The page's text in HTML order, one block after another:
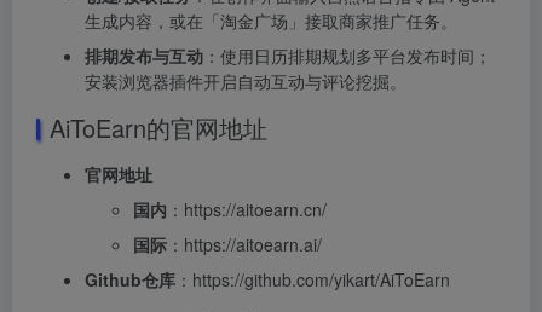
生成内容，或在「淘金广场」接取商家推广任务。
排期发布与互动 ：使用日历排期规划多平台发布时间；
安装浏览器插件开启自动互动与评论挖掘。
AiToEarn的官网地址
官网地址
国内 ：https://aitoearn.cn/
国际 ：https://aitoearn.ai/
Github仓库 ：https://github.com/yikart/AiToEarn